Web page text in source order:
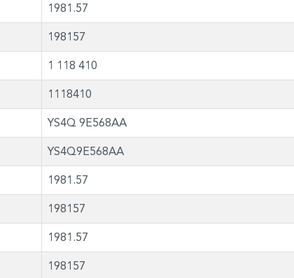
1981.57
198157
1 118 410
1118410
YS4Q 9E568AA
YS4Q9E568AA
1981.57
198157
1981.57
198157